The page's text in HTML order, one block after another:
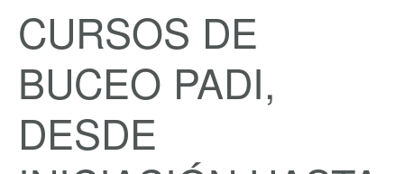
CURSOS DE
BUCEO PADI,
DESDE